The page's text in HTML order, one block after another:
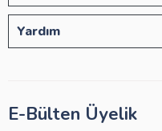
Yardım
E-Bülten Üyelik